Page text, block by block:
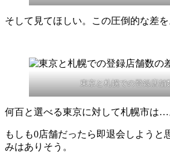
そして見てほしい。この圧倒的な差を
東京と札幌での登録店舗
何百と選べる東京に対して札幌市は…
もしも0店舗だったら即退会しようと
みはありそう。